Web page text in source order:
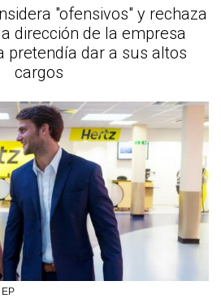
"ofensivos" y rechaza
dirección de la empresa
pretendía dar a sus altos
cargos